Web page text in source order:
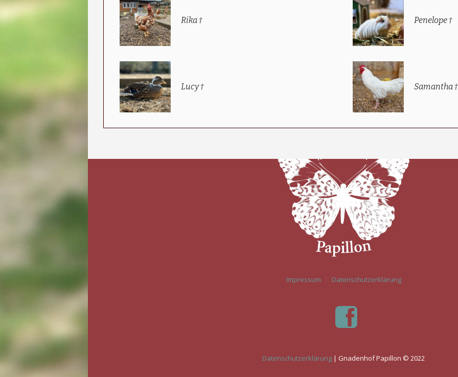
Rika † Penelope †
Lucy † Samantha †
Impressum Datenschutzerklärung
Datenschutzerklärung | Gnadenhof Papillon © 2022